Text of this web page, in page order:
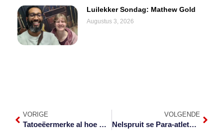
Luilekker Sondag: Mathew Gold
Augustus 3, 2026
VORIGE
Tatoeëermerke al hoe meer gewild onder ouer en jonger
VOLGENDE
Nelspruit se Para-atlete skitter by SA’s